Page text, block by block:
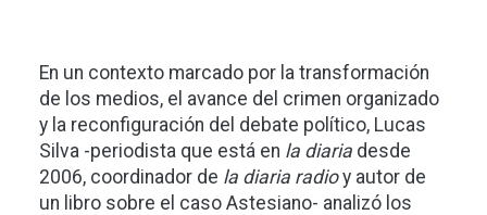
En un contexto marcado por la transformación
de los medios, el avance del crimen organizado
y la reconfiguración del debate político, Lucas
Silva -periodista que está en la diaria desde
2006, coordinador de la diaria radioy autor de
un libro sobre el caso Astesiano- analizó los